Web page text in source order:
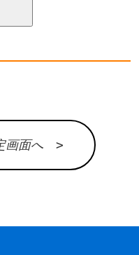
画面へ >